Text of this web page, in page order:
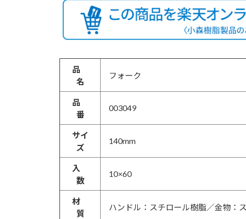
品
名
フォーク
品
番
003049
サイ
ズ
140mm
入
数
10×60
材
質
ハンドル：スチロール樹脂／金物：